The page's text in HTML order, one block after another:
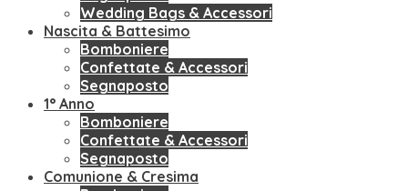
Wedding Bags & Accessori
Nascita & Battesimo
Bomboniere
Confettate & Accessori
Segnaposto
1° Anno
Bomboniere
Confettate & Accessori
Segnaposto
Comunione & Cresima